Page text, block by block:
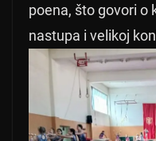
poena, što govori o
nastupa i velikoj